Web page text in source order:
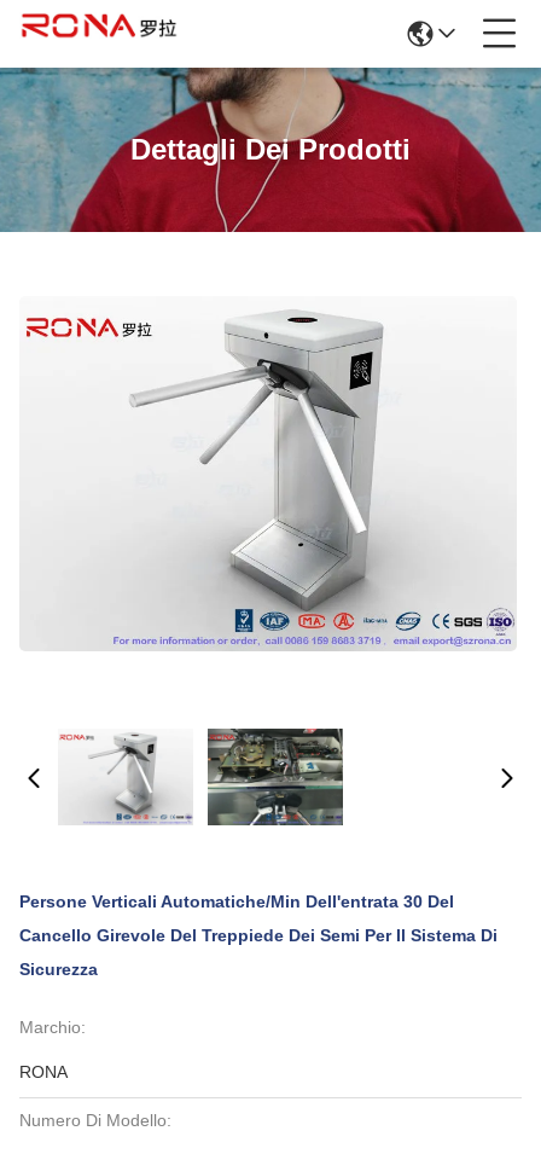
Dettagli Dei Prodotti
Persone Verticali Automatiche/min Dell'entrata 30 Del
Cancello Girevole Del Treppiede Dei Semi Per Il Sistema Di
Sicurezza
Marchio:
RONA
Numero Di Modello: